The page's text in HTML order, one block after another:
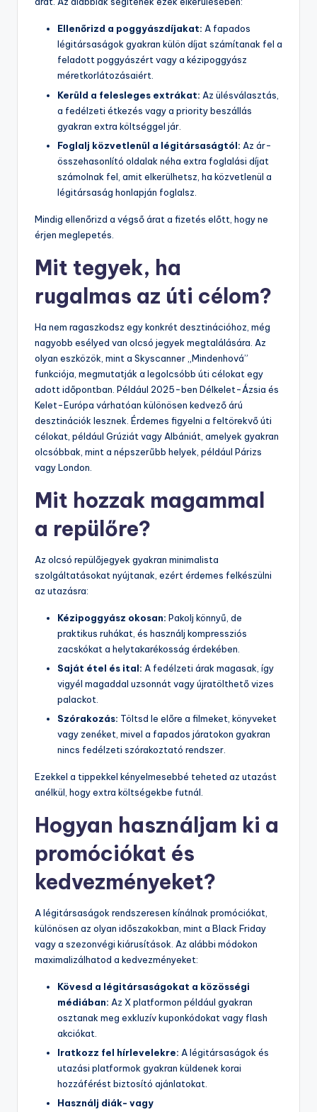
Ellenőrizd a poggyászdíjakat: A fapados
légitársaságok gyakran külön díjat számítanak fel a
feladott poggyászért vagy a kézipoggyász
méretkorlátozásaiért.
Kerüld a felesleges extrákat: Az ülésválasztás,
a fedélzeti étkezés vagy a priority beszállás
gyakran extra költséggel jár.
Foglalj közvetlenül a légitársaságtól: Az ár-
összehasonlító oldalak néha extra foglalási díjat
számolnak fel, amit elkerülhetsz, ha közvetlenül a
légitársaság honlapján foglalsz.
Mindig ellenőrizd a végső árat a fizetés előtt, hogy ne
érjen meglepetés.
Mit tegyek, ha
rugalmas az úti célom?
Ha nem ragaszkodsz egy konkrét desztinációhoz, még
nagyobb esélyed van olcsó jegyek megtalálására. Az
olyan eszközök, mint a Skyscanner „Mindenhová”
funkciója, megmutatják a legolcsóbb úti célokat egy
adott időpontban. Például 2025-ben Délkelet-Ázsia és
Kelet-Európa várhatóan különösen kedvező árú
desztinációk lesznek. Érdemes figyelni a feltörekvő úti
célokat, például Grúziát vagy Albániát, amelyek gyakran
olcsóbbak, mint a népszerűbb helyek, például Párizs
vagy London.
Mit hozzak magammal
a repülőre?
Az olcsó repülőjegyek gyakran minimalista
szolgáltatásokat nyújtanak, ezért érdemes felkészülni
az utazásra:
Kézipoggyász okosan: Pakolj könnyű, de
praktikus ruhákat, és használj kompressziós
zacskókat a helytakarékosság érdekében.
Saját étel és ital: A fedélzeti árak magasak, így
vigyél magaddal uzsonnát vagy újratölthető vizes
palackot.
Szórakozás: Töltsd le előre a filmeket, könyveket
vagy zenéket, mivel a fapados járatokon gyakran
nincs fedélzeti szórakoztató rendszer.
Ezekkel a tippekkel kényelmesebbé teheted az utazást
anélkül, hogy extra költségekbe futnál.
Hogyan használjam ki a
promóciókat és
kedvezményeket?
A légitársaságok rendszeresen kínálnak promóciókat,
különösen az olyan időszakokban, mint a Black Friday
vagy a szezonvégi kiárusítások. Az alábbi módokon
maximalizálhatod a kedvezményeket:
Kövesd a légitársaságokat a közösségi
médiában: Az X platformon például gyakran
osztanak meg exkluzív kuponkódokat vagy flash
akciókat.
Iratkozz fel hírlevelekre: A légitársaságok és
utazási platformok gyakran küldenek korai
hozzáférést biztosító ajánlatokat.
Használj diák- vagy